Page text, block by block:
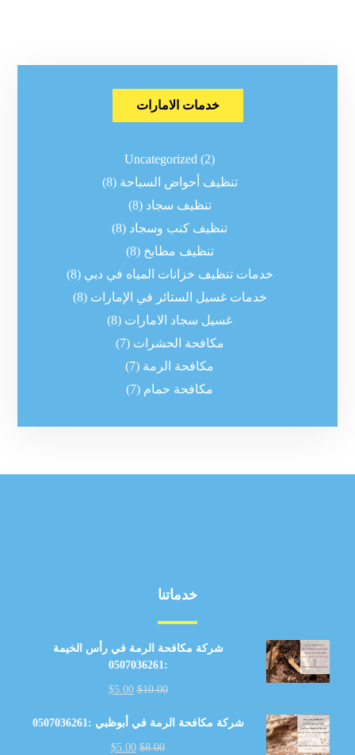
خدمات الامارات
Uncategorized (2)
تنظيف أحواض السباحة (8)
تنظيف سجاد (8)
تنظيف كنب وسجاد (8)
تنظيف مطابخ (8)
خدمات تنظيف خزانات المياه في دبي (8)
خدمات غسيل الستائر في الإمارات (8)
غسيل سجاد الامارات (8)
مكافحة الحشرات (7)
مكافحة الرمة (7)
مكافحة حمام (7)
خدماتنا
شركة مكافحة الرمة في رأس الخيمة
:0507036261
$10.00
$5.00
شركة مكافحة الرمة في أبوظبي :0507036261
$8.00
$5.00